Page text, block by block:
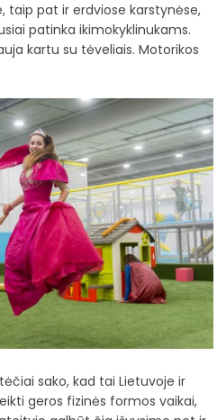
taip pat ir erdviose karstynėse,
patinka ikimokyklinukams.
kartu su tėveliais. Motorikos
sako, kad tai Lietuvoje ir
geros fizinės formos vaikai,